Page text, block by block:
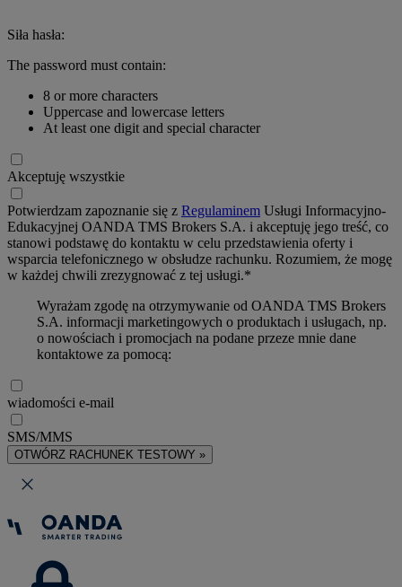
Siła hasła:
The password must contain:
8 or more characters
Uppercase and lowercase letters
At least one digit and special character
Akceptuję wszystkie
Potwierdzam zapoznanie się z Regulaminem Usługi Informacyjno-
Edukacyjnej OANDA TMS Brokers S.A. i akceptuję jego treść, co
stanowi podstawę do kontaktu w celu przedstawienia oferty i
wsparcia telefonicznego w obsłudze rachunku. Rozumiem, że mogę
w każdej chwili zrezygnować z tej usługi.*
Wyrażam zgodę na otrzymywanie od OANDA TMS Brokers
S.A. informacji marketingowych o produktach i usługach, np.
o nowościach i promocjach na podane przeze mnie dane
kontaktowe za pomocą:
wiadomości e-mail
SMS/MMS
OTWÓRZ RACHUNEK TESTOWY »